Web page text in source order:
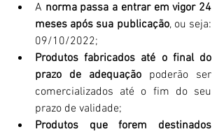
A norma passa a entrar em vigor 24
meses após sua publicação, ou seja:
09/10/2022;
Produtos fabricados até o final do
prazo de adequação poderão ser
comercializados até o fim do seu
prazo de validade;
Produtos que forem destinados